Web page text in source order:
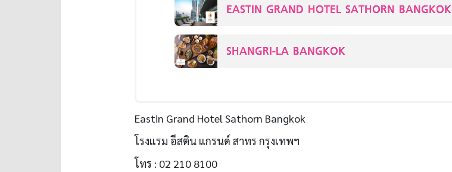
EASTIN GRAND HOTEL SATHORN BANGKOK
SHANGRI-LA BANGKOK
Eastin Grand Hotel Sathorn Bangkok
โรงแรม อีสติน แกรนด์ สาทร กรุงเทพฯ
โทร : 02 210 8100